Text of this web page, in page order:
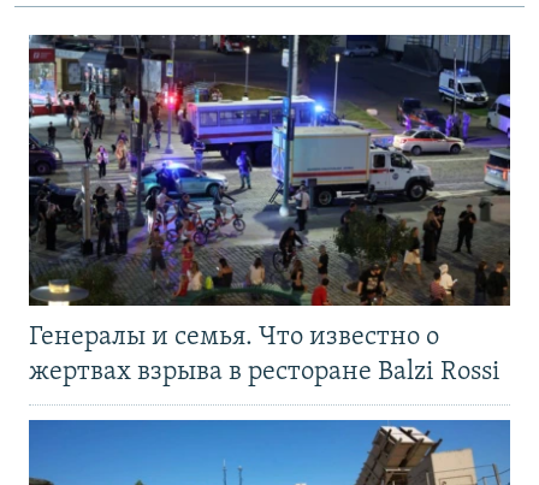
Генералы и семья. Что известно о
жертвах взрыва в ресторане Balzi Rossi